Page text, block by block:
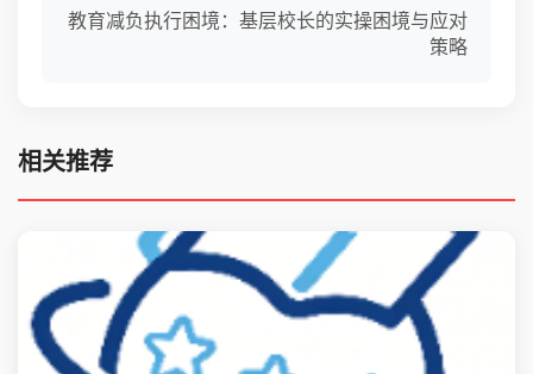
教育减负执行困境：基层校长的实操困境与应对
策略
相关推荐